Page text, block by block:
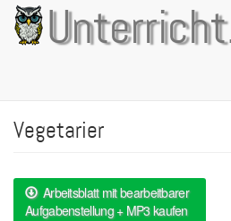
Direkt
zum
Inhalt
Vegetarier
Arbeitsblatt mit bearbeitbarer
Aufgabenstellung + MP3 kaufen